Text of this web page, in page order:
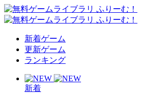
新着ゲーム
更新ゲーム
ランキング
新着